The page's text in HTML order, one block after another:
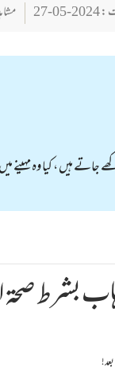
27
ہیں ، کیا وہ مہینے
بشرط